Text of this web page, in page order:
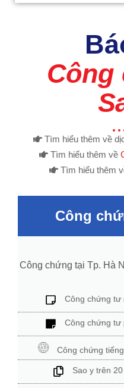
Công
Tìm hiểu thêm về
Tìm hiểu thêm về
Tìm hiểu thêm
Công
Công chứng tại Tp. Hà
Công chứng tư
Công chứng tư
Công chứng
Sao y trên